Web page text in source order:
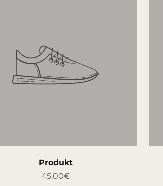
Produkt
45,00€